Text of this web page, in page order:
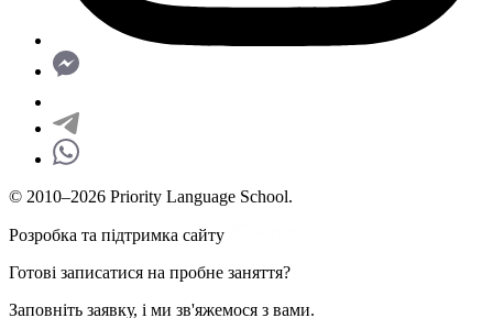
© 2010–2026 Priority Language School.
Розробка та підтримка сайту
Готові записатися на пробне заняття?
Заповніть заявку, і ми зв'яжемося з вами.